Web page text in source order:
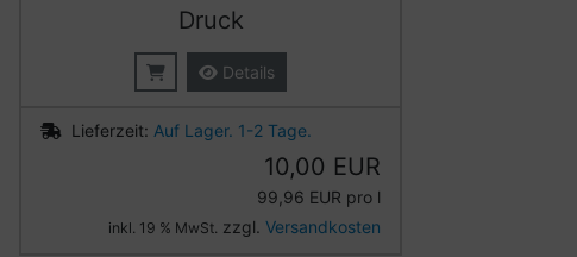
Druck
Details
Lieferzeit: Auf Lager. 1-2 Tage.
10,00 EUR
99,96 EUR pro l
inkl. 19 % MwSt. zzgl. Versandkosten